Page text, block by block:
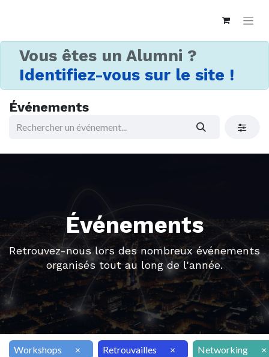
Vous êtes un Alumni ?
Identifiez-vous sur le site !
Événements
Événements
Retrouvez-nous lors des nombreux événements
organisés tout au long de l'année.
Workshops × Retrouvailles × Networking ×